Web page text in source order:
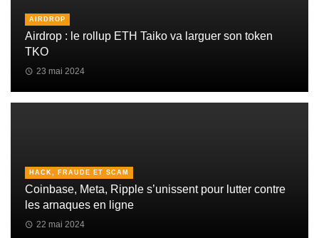
AIRDROP
Airdrop : le rollup ETH Taiko va larguer son token
TKO
23 mai 2024
HACK, FRAUDE ET SCAM
Coinbase, Meta, Ripple s’unissent pour lutter contre
les arnaques en ligne
22 mai 2024